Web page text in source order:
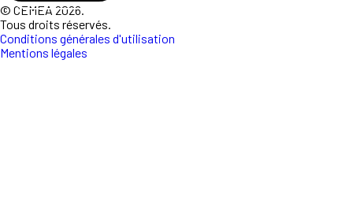
© CEMEA 2026.
Tous droits réservés.
Conditions générales d'utilisation
Mentions légales